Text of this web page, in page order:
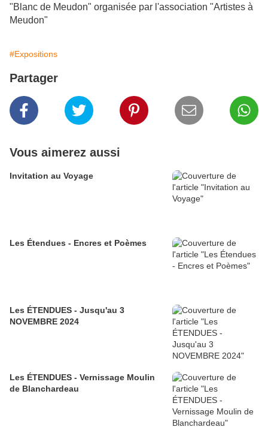
"Blanc de Meudon" organisée par l'association "Artistes à
Meudon"
#Expositions
Partager
Vous aimerez aussi
Invitation au Voyage
Les Étendues - Encres et Poèmes
Les ÉTENDUES - Jusqu'au 3
NOVEMBRE 2024
Les ÉTENDUES - Vernissage Moulin
de Blanchardeau